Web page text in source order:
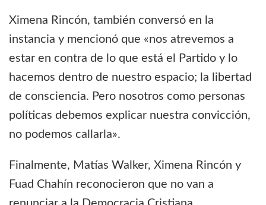
Ximena Rincón, también conversó en la
instancia y mencionó que «nos atrevemos a
estar en contra de lo que está el Partido y lo
hacemos dentro de nuestro espacio; la libertad
de consciencia. Pero nosotros como personas
políticas debemos explicar nuestra convicción,
no podemos callarla».
Finalmente, Matías Walker, Ximena Rincón y
Fuad Chahín reconocieron que no van a